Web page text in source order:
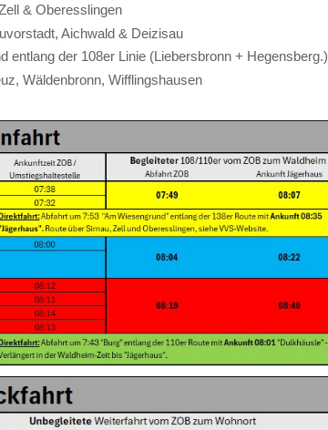
& Oberesslingen
Aichwald & Deizisau
der 108er Linie (Liebersbronn + Hegensberg.)
Wäldenbronn, Wifflingshausen